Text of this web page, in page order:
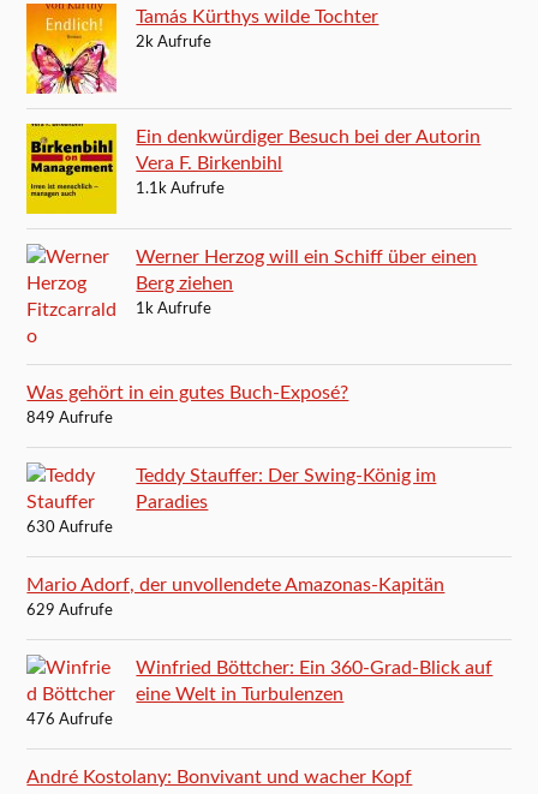
Tamás Kürthys wilde Tochter
2k Aufrufe
Ein denkwürdiger Besuch bei der Autorin
Vera F. Birkenbihl
1.1k Aufrufe
Werner Herzog will ein Schiff über einen
Berg ziehen
1k Aufrufe
Was gehört in ein gutes Buch-Exposé?
849 Aufrufe
Teddy Stauffer: Der Swing-König im
Paradies
630 Aufrufe
Mario Adorf, der unvollendete Amazonas-Kapitän
629 Aufrufe
Winfried Böttcher: Ein 360-Grad-Blick auf
eine Welt in Turbulenzen
476 Aufrufe
André Kostolany: Bonvivant und wacher Kopf